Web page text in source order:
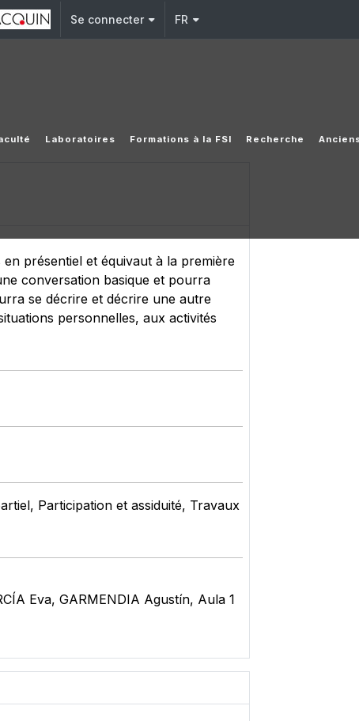
Se connecter FR
Laboratoires Formations à la FSI Recherche
présentiel et équivaut à la première
conversation basique et pourra
se décrire et décrire une autre
personnelles, aux activités
Participation et assiduité, Travaux
Eva, GARMENDIA Agustín, Aula 1